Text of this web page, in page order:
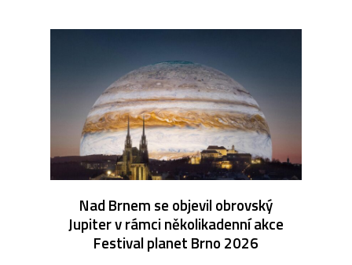
Nad Brnem se objevil obrovský
Jupiter v rámci několikadenní akce
Festival planet Brno 2026